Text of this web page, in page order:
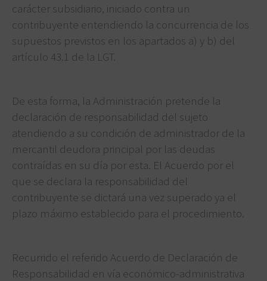
carácter subsidiario, iniciado contra un
contribuyente entendiendo la concurrencia de los
supuestos previstos en los apartados a) y b) del
artículo 43.1 de la LGT.
De esta forma, la Administración pretende la
declaración de responsabilidad del sujeto
atendiendo a su condición de administrador de la
mercantil deudora principal por las deudas
contraídas en su día por esta. El Acuerdo por el
que se declara la responsabilidad del
contribuyente se dictará una vez superado ya el
plazo máximo establecido para el procedimiento.
Recurrido el referido Acuerdo de Declaración de
Responsabilidad en vía económico-administrativa